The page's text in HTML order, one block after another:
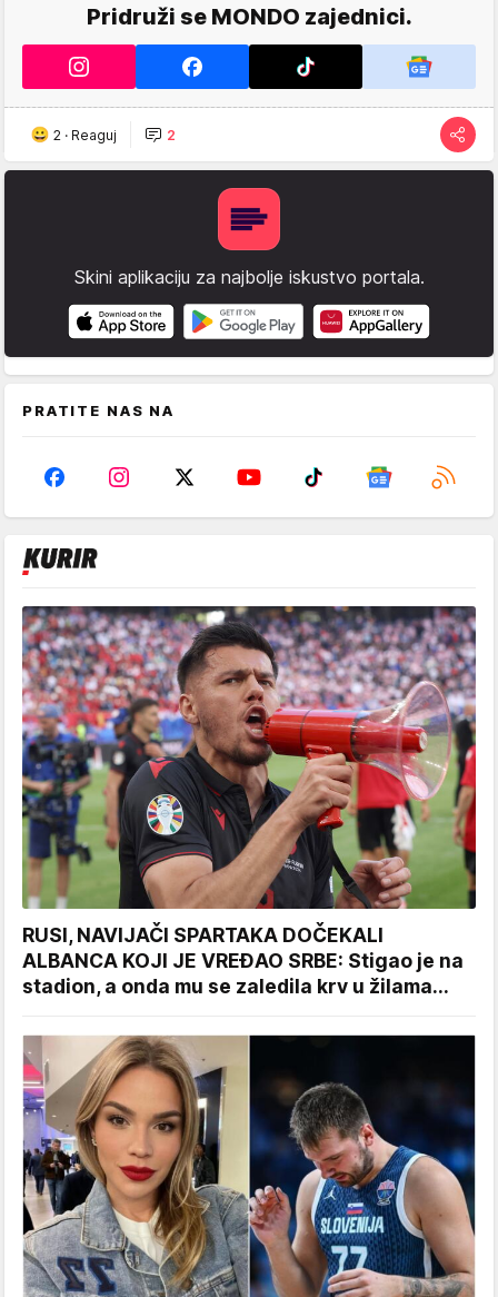
Pridruži se MONDO zajednici.
2 · Reaguj 2
Skini aplikaciju za najbolje iskustvo portala.
PRATITE NAS NA
RUSI, NAVIJAČI SPARTAKA DOČEKALI
ALBANCA KOJI JE VREĐAO SRBE: Stigao je na
stadion, a onda mu se zaledila krv u žilama...